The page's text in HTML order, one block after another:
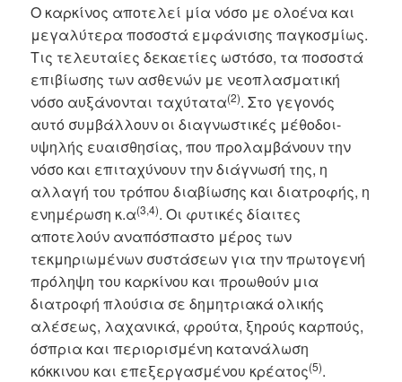
Ο καρκίνος αποτελεί μία νόσο με ολοένα και
μεγαλύτερα ποσοστά εμφάνισης παγκοσμίως.
Τις τελευταίες δεκαετίες ωστόσο, τα ποσοστά
επιβίωσης των ασθενών με νεοπλασματική
νόσο αυξάνονται ταχύτατα(2). Στο γεγονός
αυτό συμβάλλουν οι διαγνωστικές μέθοδοι-
υψηλής ευαισθησίας, που προλαμβάνουν την
νόσο και επιταχύνουν την διάγνωσή της, η
αλλαγή του τρόπου διαβίωσης και διατροφής, η
ενημέρωση κ.α(3,4). Οι φυτικές δίαιτες
αποτελούν αναπόσπαστο μέρος των
τεκμηριωμένων συστάσεων για την πρωτογενή
πρόληψη του καρκίνου και προωθούν μια
διατροφή πλούσια σε δημητριακά ολικής
αλέσεως, λαχανικά, φρούτα, ξηρούς καρπούς,
όσπρια και περιορισμένη κατανάλωση
κόκκινου και επεξεργασμένου κρέατος(5).